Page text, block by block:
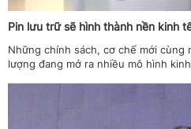
Pin lưu trữ sẽ hình thành nền kinh
Những chính sách, cơ chế mới cùng
lượng đang mở ra nhiều mô hình